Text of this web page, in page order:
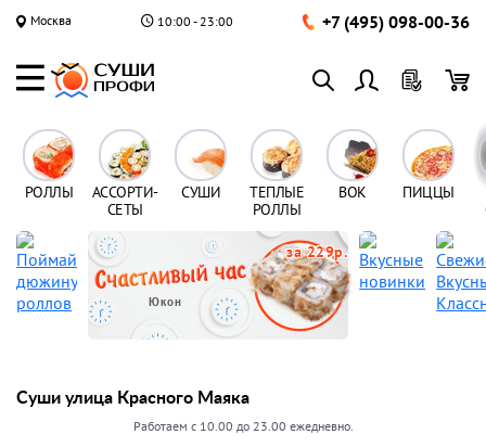
Москва 10:00 - 23:00 +7 (495) 098-00-36
РОЛЛЫ
АССОРТИ-
СЕТЫ
СУШИ
ТЕПЛЫЕ
РОЛЛЫ
ВОК ПИЦЦЫ
Юкон
за 229р.
Суши улица Красного Маяка
Работаем с 10.00 до 23.00 ежедневно.